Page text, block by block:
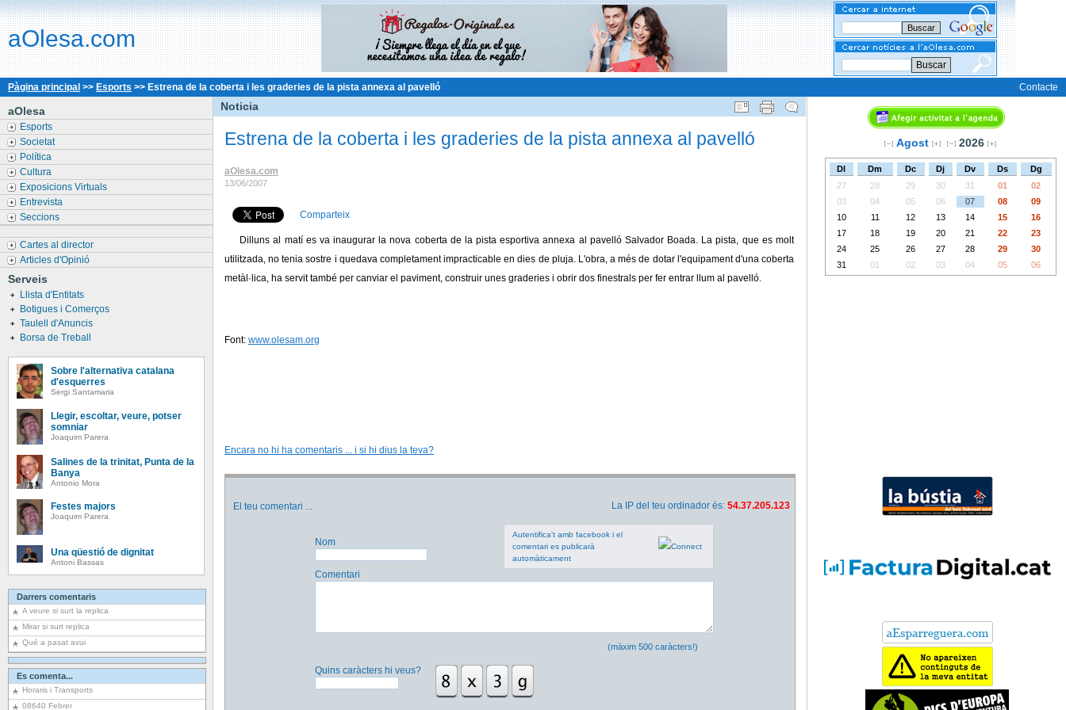
aOlesa.com
Buscar
Pàgina principal >> Esports >> Estrena de la coberta i les graderies de la pista annexa al pavelló Contacte
aOlesa
Esports
Societat
Política
Cultura
Exposicions Virtuals
Entrevista
Seccions
Cartes al director
Articles d'Opinió
Serveis
Llista d'Entitats
Botigues i Comerços
Taulell d'Anuncis
Borsa de Treball
Sobre l'alternativa catalana
d'esquerres
Sergi Santamaria
Llegir, escoltar, veure, potser
somniar
Joaquim Parera
Salines de la trinitat, Punta de la
Banya
Antonio Mora
Festes majors
Joaquim Parera
Una qüestió de dignitat
Antoni Bassas
Darrers comentaris
A veure si surt la replica
Mirar si surt replica
Qué a pasat avui
Es comenta...
Horaris i Transports
08640 Febrer
Noticia
Estrena de la coberta i les graderies de la pista annexa al pavelló
aOlesa.com
13/06/2007
Comparteix
Dilluns al matí es va inaugurar la nova coberta de la pista esportiva annexa al pavelló Salvador Boada. La pista, que es molt
utilitzada, no tenia sostre i quedava completament impracticable en dies de pluja. L'obra, a més de dotar l'equipament d'una coberta
metàl·lica, ha servit també per canviar el paviment, construir unes graderies i obrir dos finestrals per fer entrar llum al pavelló.
Font: www.olesam.org
Encara no hi ha comentaris ... i si hi dius la teva?
El teu comentari ... La IP del teu ordinador és: 54.37.205.123
Nom
Autentifica't amb facebook i el
comentari es publicarà
automàticament
Comentari
(màxim 500 caràcters!)
Quins caràcters hi veus?
Agost 2026
Dl Dm Dc Dj Dv Ds
Dg
27
28 29 30 31 01
02
03
04 05 06 07 08
09
10
11 12 13 14 15
16
17
18 19 20 21 22
23
24
25 26 27 28 29
30
31
01 02 03 04 05 06